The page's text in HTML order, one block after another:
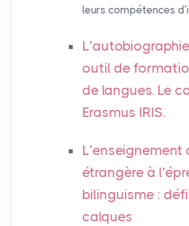
leurs compétences
outil de
de langues. Le
Erasmus IRIS.
étrangère à
bilinguisme :
calques